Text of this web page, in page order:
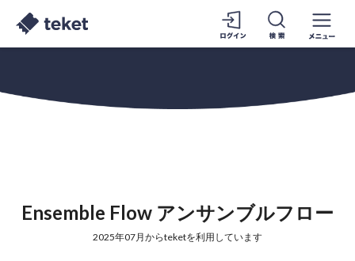
Ensemble Flow アンサンブルフロー
2025年07月からteketを利用しています